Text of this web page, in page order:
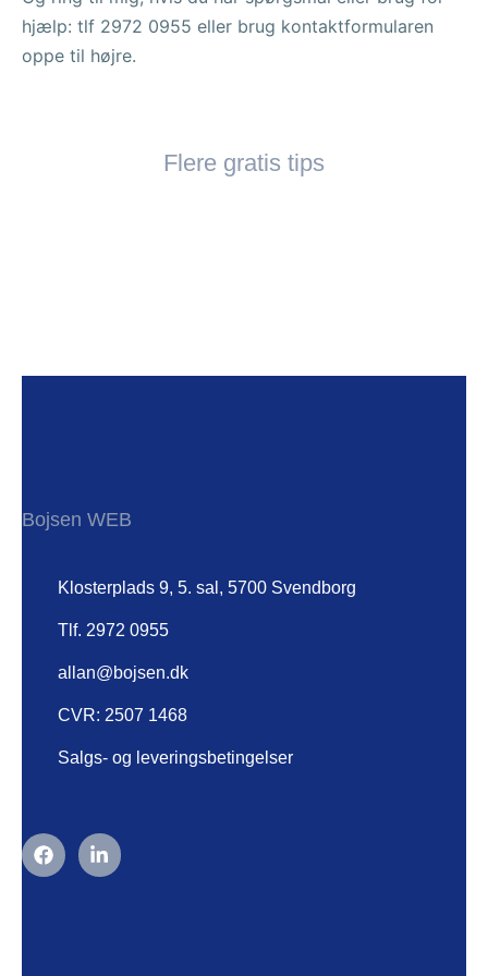
hjælp: tlf 2972 0955 eller brug kontaktformularen
oppe til højre.
Flere gratis tips
Bojsen WEB
Klosterplads 9, 5. sal, 5700 Svendborg
Tlf. 2972 0955
allan@bojsen.dk
CVR: 2507 1468
Salgs- og leveringsbetingelser